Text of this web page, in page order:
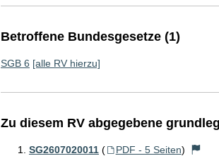
Betroffene Bundesgesetze (1)
SGB 6 [alle RV hierzu]
Zu diesem RV abgegebene
SG2607020011 ( PDF - 5 Seiten)